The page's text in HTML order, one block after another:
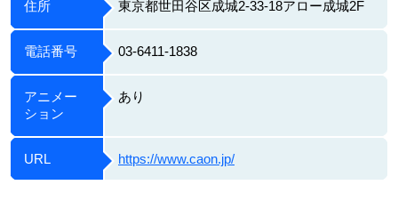
住所 東京都世田谷区成城2-33-18アロー成城2F
電話番号 03-6411-1838
アニメー
ション
あり
URL https://www.caon.jp/